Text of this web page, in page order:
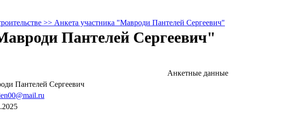
>> Анкета участника "Мавроди Пантелей Сергеевич"
Пантелей Сергеевич"
Анкетные данные
Пантелей Сергеевич